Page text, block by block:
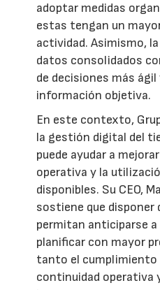
adoptar medidas
estas tengan un
actividad. Asimismo,
datos consolidados
de decisiones más ágil
información objetiva.
En este contexto,
la gestión digital del
puede ayudar a
operativa y la
disponibles. Su CEO,
sostiene que disponer
permitan anticiparse
planificar con mayor
tanto el
continuidad operativa